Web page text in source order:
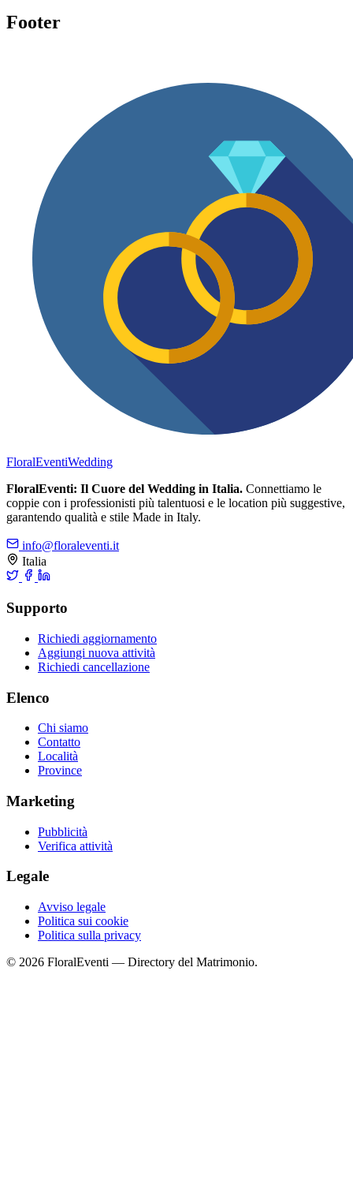
Footer
FloralEventiWedding
FloralEventi: Il Cuore del Wedding in Italia. Connettiamo le
coppie con i professionisti più talentuosi e le location più suggestive,
garantendo qualità e stile Made in Italy.
info@floraleventi.it
Italia
Supporto
Richiedi aggiornamento
Aggiungi nuova attività
Richiedi cancellazione
Elenco
Chi siamo
Contatto
Località
Province
Marketing
Pubblicità
Verifica attività
Legale
Avviso legale
Politica sui cookie
Politica sulla privacy
© 2026 FloralEventi — Directory del Matrimonio.